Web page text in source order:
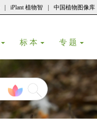
iPlant 植物智 中国植物图像库
标 本 专 题